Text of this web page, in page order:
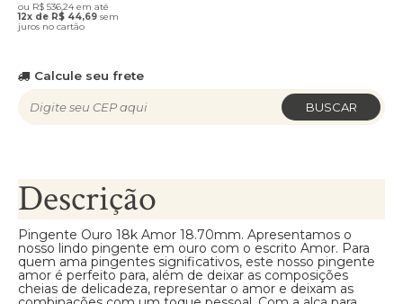
ou R$ 536,24 em até
12x de R$ 44,69 sem
juros no cartão
Calcule seu frete
BUSCAR
Descrição
Pingente Ouro 18k Amor 18.70mm. Apresentamos o
nosso lindo pingente em ouro com o escrito Amor. Para
quem ama pingentes significativos, este nosso pingente
amor é perfeito para, além de deixar as composições
cheias de delicadeza, representar o amor e deixam as